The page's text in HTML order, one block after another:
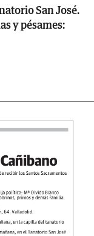
San José.
y pésames: